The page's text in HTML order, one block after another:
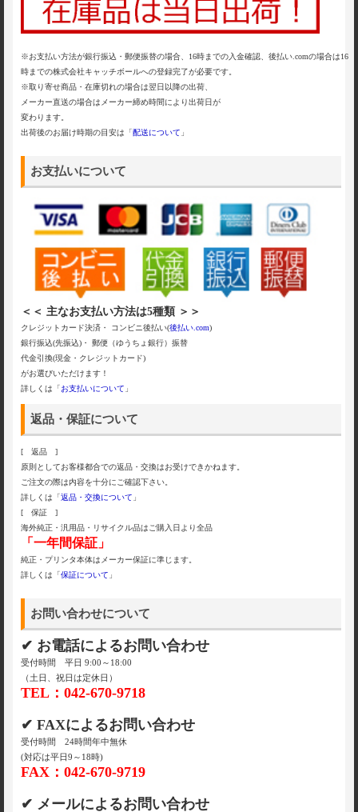
※お支払い方法が銀行振込・郵便振替の場合、16時までの入金確認、後払い.comの場合は16
時までの株式会社キャッチボールへの登録完了が必要です。
※取り寄せ商品・在庫切れの場合は翌日以降の出荷、
メーカー直送の場合はメーカー締め時間により出荷日が
変わります。
出荷後のお届け時期の目安は「 配送について 」
お支払いについて
＜＜ 主なお支払い方法は5種類 ＞＞
クレジットカード決済・ コンビニ後払い(後払い.com)
銀行振込(先振込)・ 郵便（ゆうちょ銀行）振替
代金引換(現金・クレジットカード)
がお選びいただけます！
詳しくは「お支払いについて 」
返品・保証について
[ 返品 ]
原則としてお客様都合での返品・交換はお受けできかねます。
ご注文の際は内容を十分にご確認下さい。
詳しくは「返品・交換について 」
[ 保証 ]
海外純正・汎用品・リサイクル品はご購入日より全品
「一年間保証」
純正・プリンタ本体はメーカー保証に準じます。
詳しくは「保証について 」
お問い合わせについて
✔ お電話によるお問い合わせ
受付時間 平日 9:00～18:00
（土日、祝日は定休日）
TEL：042-670-9718
✔ FAXによるお問い合わせ
受付時間 24時間年中無休
(対応は平日9～18時)
FAX：042-670-9719
✔ メールによるお問い合わせ